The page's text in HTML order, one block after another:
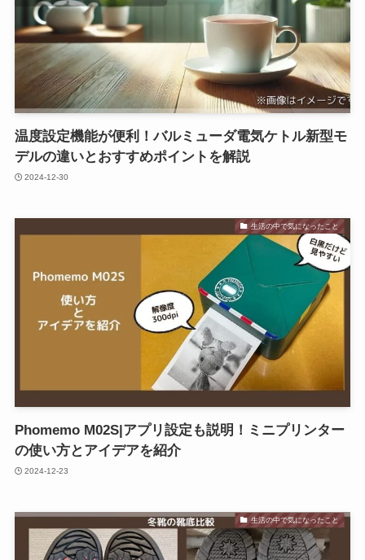
温度設定機能が便利！バルミューダ電気ケトル新型モ
デルの違いとおすすめポイントを解説
2024-12-30
生活の中で気になったこと
Phomemo M02S|アプリ設定も説明！ミニプリンター
の使い方とアイデアを紹介
2024-12-23
生活の中で気になったこと